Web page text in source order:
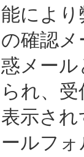
能によ
の確認
惑メー
られ、
表示さ
ールフ